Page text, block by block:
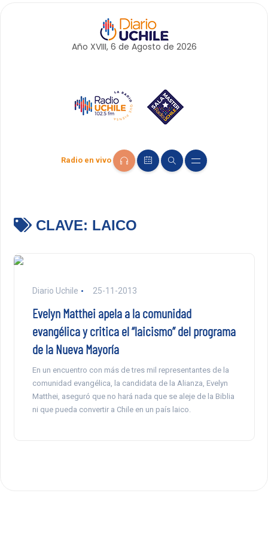
Año XVIII, 6 de Agosto de 2026
Radio en vivo
CLAVE: LAICO
Diario Uchile 25-11-2013
Evelyn Matthei apela a la comunidad
evangélica y critica el “laicismo” del programa
de la Nueva Mayoría
En un encuentro con más de tres mil representantes de la
comunidad evangélica, la candidata de la Alianza, Evelyn
Matthei, aseguró que no hará nada que se aleje de la Biblia
ni que pueda convertir a Chile en un país laico.